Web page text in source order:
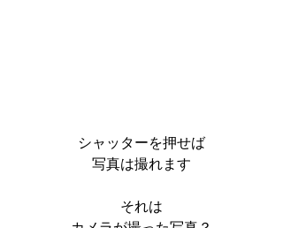
シャッターを押せば
写真は撮れます
それは